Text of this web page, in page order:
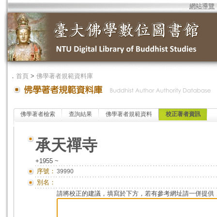
網站導覽
． 首頁 > 佛學著者規範資料庫
佛學著者檢索 查詢結果 佛學著者規範資料 校正著者資訊
承天禪寺
+1955 ~
序號： 39990
別名：
請將校正的建議，填寫於下方，若有參考網址請一併提供